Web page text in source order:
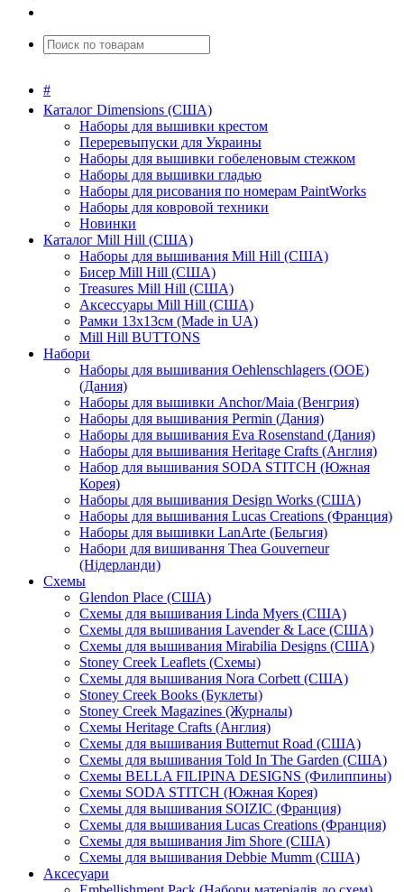
#
Каталог Dimensions (США)
Наборы для вышивки крестом
Переревыпуски для Украины
Наборы для вышивки гобеленовым стежком
Наборы для вышивки гладью
Наборы для рисования по номерам PaintWorks
Наборы для ковровой техники
Новинки
Каталог Mill Hill (США)
Наборы для вышивания Mill Hill (США)
Бисер Mill Hill (США)
Treasures Mill Hill (США)
Аксессуары Mill Hill (США)
Рамки 13х13см (Made in UA)
Mill Hill BUTTONS
Набори
Наборы для вышивания Oehlenschlagers (OOE)
(Дания)
Наборы для вышивки Anchor/Maia (Венгрия)
Наборы для вышивания Permin (Дания)
Наборы для вышивания Eva Rosenstand (Дания)
Наборы для вышивания Heritage Crafts (Англия)
Набор для вышивания SODA STITCH (Южная
Корея)
Наборы для вышивания Design Works (США)
Наборы для вышивания Lucas Creations (Франция)
Наборы для вышивки LanArte (Бельгия)
Набори для вишивання Thea Gouverneur
(Нідерланди)
Схемы
Glendon Place (США)
Схемы для вышивания Linda Myers (США)
Схемы для вышивания Lavender & Lace (США)
Схемы для вышивания Mirabilia Designs (США)
Stoney Creek Leaflets (Схемы)
Схемы для вышивания Nora Corbett (США)
Stoney Creek Books (Буклеты)
Stoney Creek Magazines (Журналы)
Схемы Heritage Crafts (Англия)
Схемы для вышивания Butternut Road (США)
Схемы для вышивания Told In The Garden (США)
Схемы BELLA FILIPINA DESIGNS (Филиппины)
Схемы SODA STITCH (Южная Корея)
Схемы для вышивания SOIZIC (Франция)
Схемы для вышивания Lucas Creations (Франция)
Схемы для вышивания Jim Shore (США)
Схемы для вышивания Debbie Mumm (США)
Аксесуари